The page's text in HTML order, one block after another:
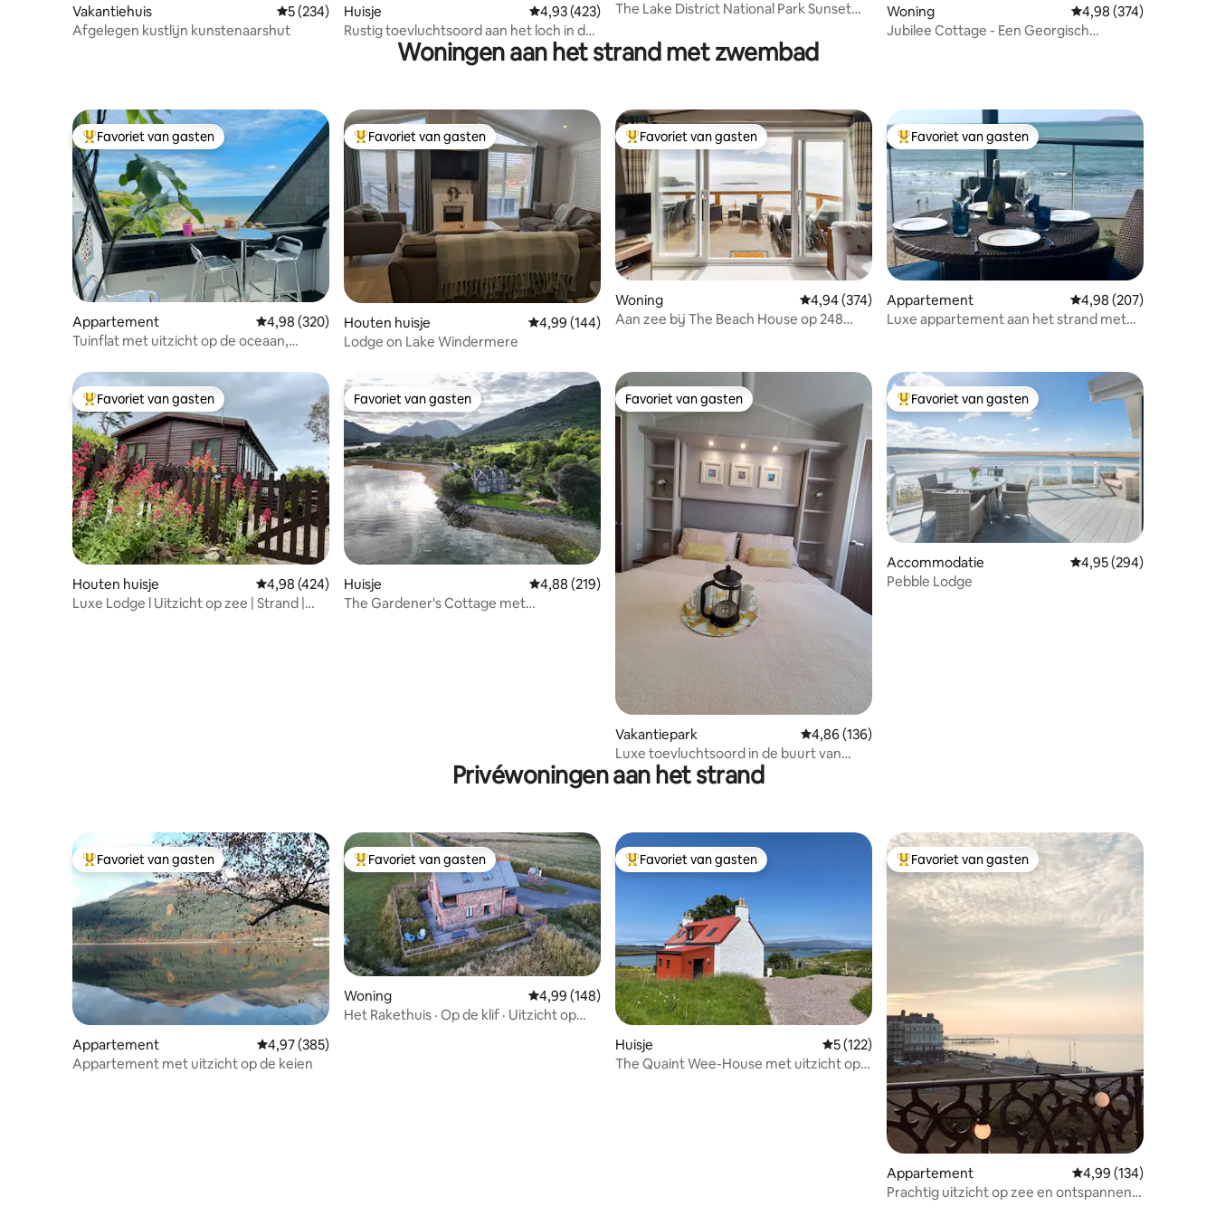
Vakantiehuis Gemiddelde beoordeling van 5 uit 5, 234 recensies
5 (234)
Afgelegen kustlijn kunstenaarshut
Huisje Gemiddelde beoordeling van 4,93 uit 5, 423 recensies
4,93 (423)
Rustig toevluchtsoord aan het loch in de
Hooglanden
The Lake District National Park Sunset
Woning Gemiddelde
4,98 (374)
Jubilee Cottage - Een Georgisch
Woningen aan het strand met zwembad
Topfavoriet van gasten
Favoriet van gasten
Appartement Gemiddelde beoordeling van 4,98 uit 5, 320 recensies
4,98 (320)
Tuinflat met uitzicht op de oceaan,
Topfavoriet van gasten
Favoriet van gasten
Houten huisje Gemiddelde beoordeling van 4,99 uit 5, 144 recensies
4,99 (144)
Lodge on Lake Windermere
Topfavoriet van gasten
Favoriet van gasten
Woning Gemiddelde beoordeling van 4,94 uit 5, 374 recensies
4,94 (374)
Aan zee bij The Beach House op 248
Topfavoriet van gasten
Favoriet van gasten
Appartement Gemiddelde
4,98 (207)
Luxe appartement aan het strand met
Topfavoriet van gasten
Favoriet van gasten
Houten huisje Gemiddelde beoordeling van 4,98 uit 5, 424 recensies
4,98 (424)
Luxe Lodge l Uitzicht op zee | Strand |
Favoriet van gasten
Favoriet van gasten
Huisje Gemiddelde beoordeling van 4,88 uit 5, 219 recensies
4,88 (219)
The Gardener's Cottage met
Favoriet van gasten
Favoriet van gasten
Vakantiepark Gemiddelde beoordeling van 4,86 uit 5, 136 recensies
4,86 (136)
Luxe toevluchtsoord in de buurt van
Dover | Uitzicht vanaf het balkon Slaapt 6
Topfavoriet van gasten
Favoriet van gasten
Accommodatie Gemiddelde
4,95 (294)
Pebble Lodge
Privéwoningen aan het strand
Topfavoriet van gasten
Favoriet van gasten
Appartement Gemiddelde beoordeling van 4,97 uit 5, 385 recensies
4,97 (385)
Appartement met uitzicht op de keien
Topfavoriet van gasten
Favoriet van gasten
Woning Gemiddelde beoordeling van 4,99 uit 5, 148 recensies
4,99 (148)
Het Rakethuis · Op de klif · Uitzicht op
Topfavoriet van gasten
Favoriet van gasten
Huisje Gemiddelde beoordeling van 5 uit 5, 122 recensies
5 (122)
The Quaint Wee-House met uitzicht op
Topfavoriet van gasten
Favoriet van gasten
Appartement Gemiddelde
4,99 (134)
Prachtig uitzicht op zee en ontspannend,